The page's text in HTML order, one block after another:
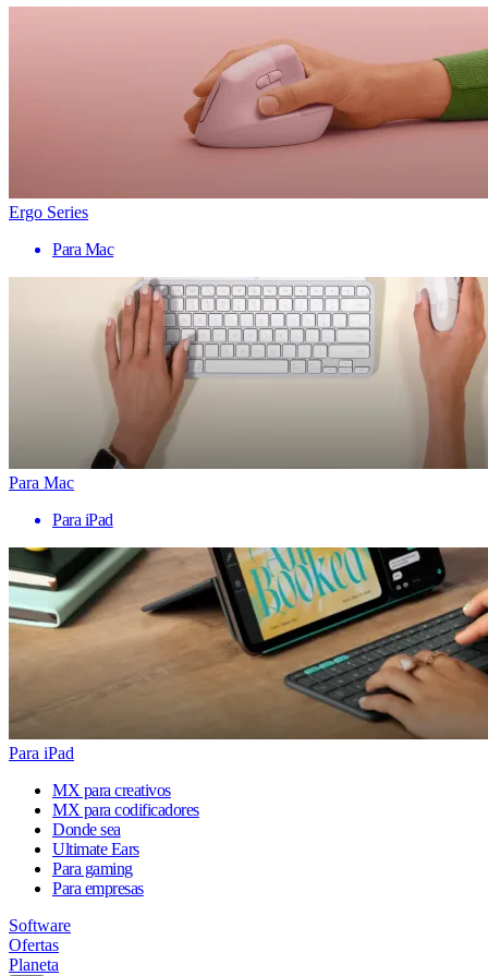
Ergo Series
Para Mac
Para Mac
Para iPad
Para iPad
MX para creativos
MX para codificadores
Donde sea
Ultimate Ears
Para gaming
Para empresas
Software
Ofertas
Planeta